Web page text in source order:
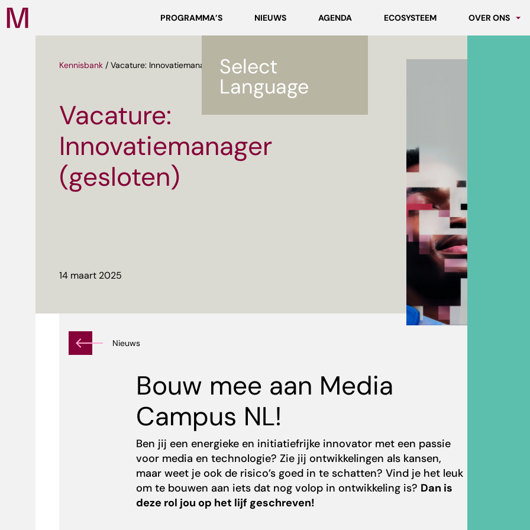
Media
Campus
PROGRAMMA’S NIEUWS AGENDA ECOSYSTEEM OVER ONS
Werken bij
Select
Language
Kennisbank / Vacature: Innovatiemanager (gesloten)
Vacature:
Innovatiemanager
(gesloten)
14 maart 2025
Nieuws
Bouw mee aan Media
Campus NL!
Ben jij een energieke en initiatiefrijke innovator met een passie
voor media en technologie? Zie jij ontwikkelingen als kansen,
maar weet je ook de risico’s goed in te schatten? Vind je het leuk
om te bouwen aan iets dat nog volop in ontwikkeling is? Dan is
deze rol jou op het lijf geschreven!